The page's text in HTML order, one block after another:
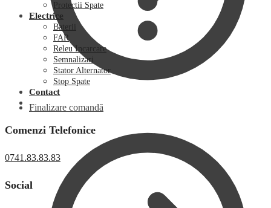
Finalizare comandă
Protectii Spate
Electrice
Baterii
FAR
Releu Incarcare
Semnalizari
Stator Alternator
Stop Spate
Contact
Comenzi Telefonice
0741.83.83.83
Social